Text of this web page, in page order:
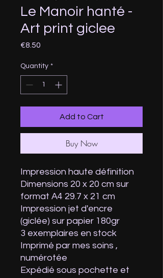
Le Manoir hanté -
Art print giclee
€8.50
Quantity *
Add to Cart
Buy Now
Impression haute définition
Dimensions 20 x 20 cm sur
format A4 29.7 x 21 cm
Impression jet d'encre
(giclée) sur papier 180gr
3 exemplaires en stock
Imprimé par mes soins ,
numérotée
Expédié sous pochette et